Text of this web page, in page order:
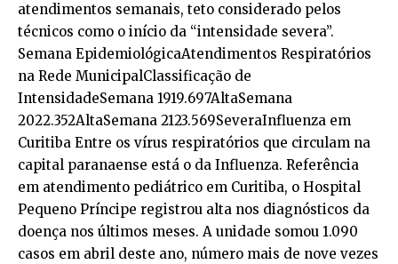
atendimentos semanais, teto considerado pelos
técnicos como o início da “intensidade severa”.
Semana EpidemiológicaAtendimentos Respiratórios
na Rede MunicipalClassificação de
IntensidadeSemana 1919.697AltaSemana
2022.352AltaSemana 2123.569SeveraInfluenza em
Curitiba Entre os vírus respiratórios que circulam na
capital paranaense está o da Influenza. Referência
em atendimento pediátrico em Curitiba, o Hospital
Pequeno Príncipe registrou alta nos diagnósticos da
doença nos últimos meses. A unidade somou 1.090
casos em abril deste ano, número mais de nove vezes